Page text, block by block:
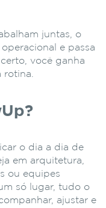
juntas, o
e passa
você ganha
o dia a dia de
em arquitetura,
ou equipes
só lugar, tudo o
ajustar e